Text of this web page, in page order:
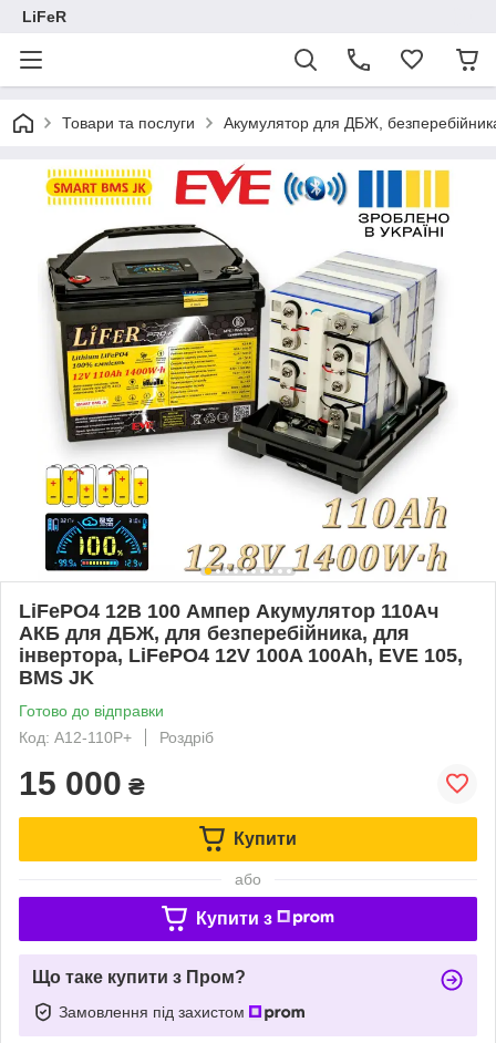
LiFeR
Товари та послуги Акумулятор для ДБЖ,
LiFePO4 12В 100 Ампер Акумулятор 110Ач
АКБ для ДБЖ, для безперебійника, для
інвертора, LiFePO4 12V 100A 100Ah, EVE 105,
BMS JK
Готово до відправки
Код: A12-110P+
Роздріб
15 000 ₴
Купити
або
Купити з
Що таке купити з Пром?
Замовлення під захистом